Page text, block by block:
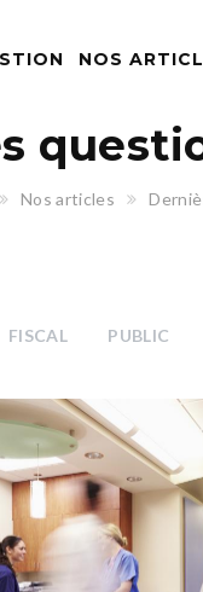
NOS
Nos articles
FISCAL PUBLIC